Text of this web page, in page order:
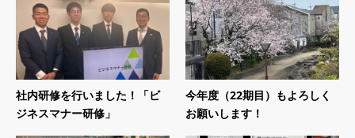
社内研修を行いました！「ビ
ジネスマナー研修」
今年度（22期目）もよろしく
お願いします！